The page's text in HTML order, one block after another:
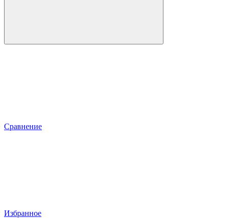
Сравнение
Избранное